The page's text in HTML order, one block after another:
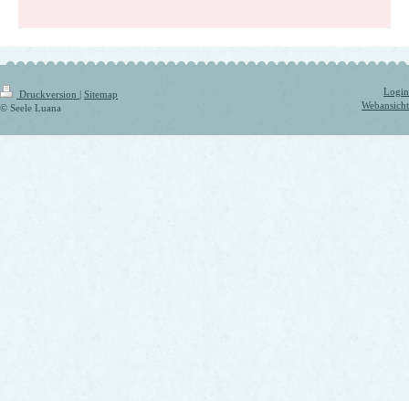
Druckversion | Sitemap
© Seele Luana
Login
Webansicht